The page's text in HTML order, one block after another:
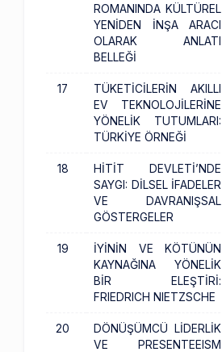
ROMANINDA KÜLTÜREL
YENİDEN İNŞA ARACI
OLARAK ANLATI
BELLEĞİ
17
TÜKETİCİLERİN AKILLI
EV TEKNOLOJİLERİNE
YÖNELİK TUTUMLARI:
TÜRKİYE ÖRNEĞİ
18
HİTİT DEVLETİ’NDE
SAYGI: DİLSEL İFADELER
VE DAVRANIŞSAL
GÖSTERGELER
19
İYİNİN VE KÖTÜNÜN
KAYNAĞINA YÖNELİK
BİR ELEŞTİRİ:
FRIEDRICH NIETZSCHE
20
DÖNÜŞÜMCÜ LİDERLİK
VE PRESENTEEISM